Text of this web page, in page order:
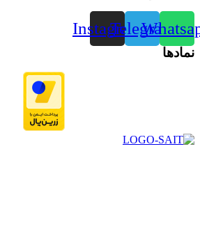
Telegram
Instagram
نمادها